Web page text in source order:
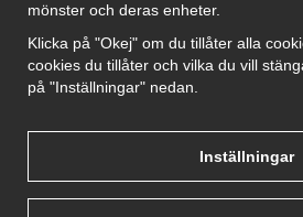
Hur beställer jag
Gör Det Själv Paket
Montera dragkrok
SUPPORT
Villkor
mönster och deras enheter.
Klicka på "Okej" om du tillåter alla
cookies du tillåter och vilka du vill
på "Inställningar" nedan.
Inställningar